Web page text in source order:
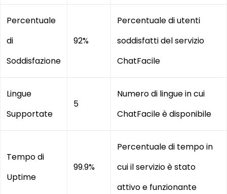
Percentuale
di
Soddisfazione
92%
Percentuale di utenti
soddisfatti del servizio
ChatFacile
Lingue
Supportate
5
Numero di lingue in cui
ChatFacile è disponibile
Tempo di
Uptime
99.9%
Percentuale di tempo in
cui il servizio è stato
attivo e funzionante